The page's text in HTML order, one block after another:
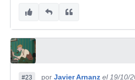
#23 por Javier Arnanz el 19/10/